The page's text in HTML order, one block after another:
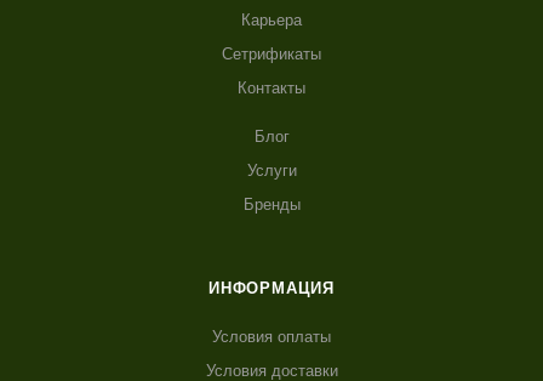
Карьера
Сетрификаты
Контакты
Блог
Услуги
Бренды
ИНФОРМАЦИЯ
Условия оплаты
Условия доставки